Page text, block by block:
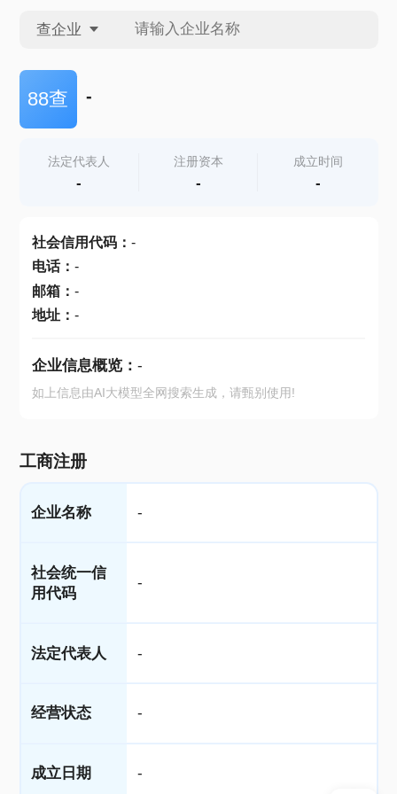
查企业
查企业
查产地
88查 -
法定代表人
-
注册资本
-
成立时间
-
社会信用代码： -
电话： -
邮箱： -
地址： -
企业信息概览： -
如上信息由AI大模型全网搜索生成，请甄别使用!
工商注册
企业名称 -
社会统一信
用代码
-
法定代表人 -
经营状态 -
成立日期 -